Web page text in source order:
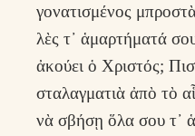
γονατισμένος
λὲς τ᾽ ἁμαρτήματά
ἀκούει ὁ Χριστός;
σταλαγματιὰ ἀπὸ τὸ
νὰ σβήσῃ ὅλα σου τ᾽